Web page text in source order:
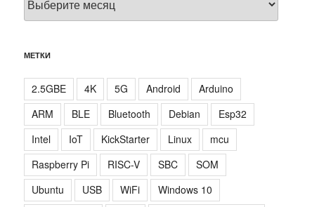
МЕТКИ
2.5GBE 4K 5G Android
Arduino
ARM
BLE Bluetooth Debian
Esp32
Intel
IoT KickStarter Linux
mcu
Raspberry Pi
RISC-V SBC
SOM
Ubuntu
USB WiFi
Windows 10